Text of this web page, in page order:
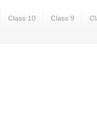
Class 10 Class 9